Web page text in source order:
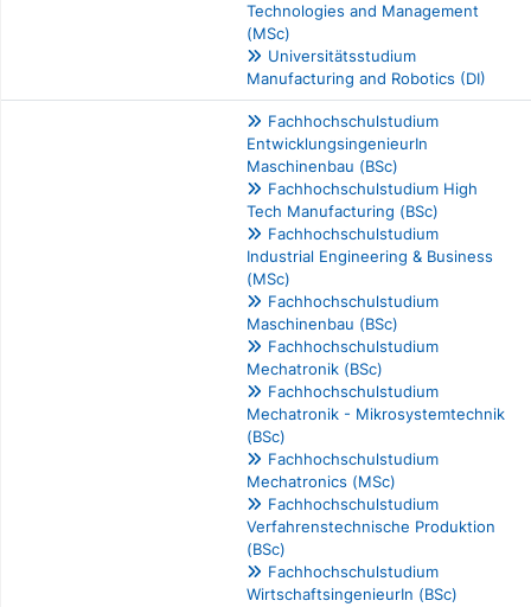
Technologies and Management
(MSc)
Universitätsstudium
Manufacturing and Robotics (DI)
Fachhochschulstudium
EntwicklungsingenieurIn
Maschinenbau (BSc)
Fachhochschulstudium High
Tech Manufacturing (BSc)
Fachhochschulstudium
Industrial Engineering & Business
(MSc)
Fachhochschulstudium
Maschinenbau (BSc)
Fachhochschulstudium
Mechatronik (BSc)
Fachhochschulstudium
Mechatronik - Mikrosystemtechnik
(BSc)
Fachhochschulstudium
Mechatronics (MSc)
Fachhochschulstudium
Verfahrenstechnische Produktion
(BSc)
Fachhochschulstudium
WirtschaftsingenieurIn (BSc)